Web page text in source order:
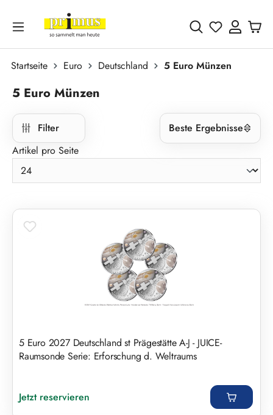
Zum Hauptinhalt springen
Du hast 0
Startseite Euro Deutschland 5 Euro Münzen
5 Euro Münzen
Filter
Beste Ergebnisse
Artikel pro Seite
5 Euro 2027 Deutschland st Prägestätte A-J - JUICE-
Raumsonde Serie: Erforschung d. Weltraums
Jetzt reservieren